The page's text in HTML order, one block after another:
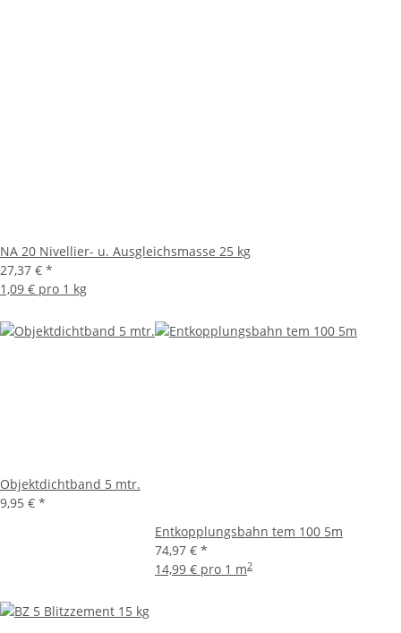
NA 20 Nivellier- u. Ausgleichsmasse 25 kg
27,37 € *
1,09 € pro 1 kg
Objektdichtband 5 mtr.
9,95 € *
Entkopplungsbahn tem 100 5m
74,97 € *
14,99 € pro 1 m2